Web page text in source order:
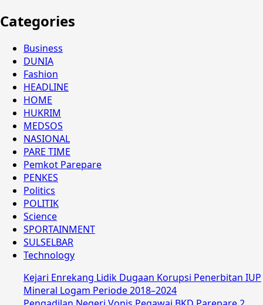
Categories
Business
DUNIA
Fashion
HEADLINE
HOME
HUKRIM
MEDSOS
NASIONAL
PARE TIME
Pemkot Parepare
PENKES
Politics
POLITIK
Science
SPORTAINMENT
SULSELBAR
Technology
Kejari Enrekang Lidik Dugaan Korupsi Penerbitan IUP
Mineral Logam Periode 2018–2024